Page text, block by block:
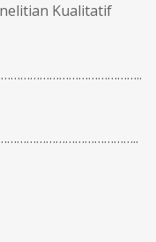
Kualitatif